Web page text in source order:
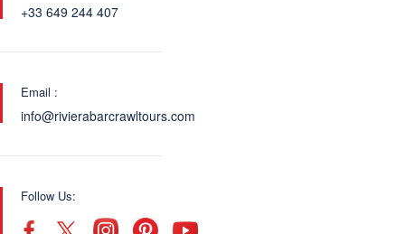
+33 649 244 407
Email :
info@rivierabarcrawltours.com
Follow Us: